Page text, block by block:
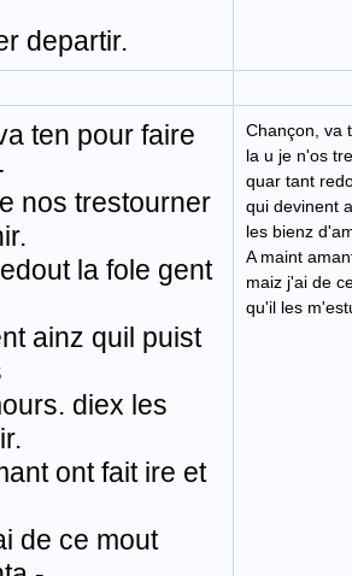
departir.
ten pour faire
nos trestourner
la fole gent
ainz quil puist
diex les
ont fait ire et
de ce mout
Chançon, va
la u je n'os
quar tant
qui devinent
les bienz
A maint
maiz j'ai de
qu'il les